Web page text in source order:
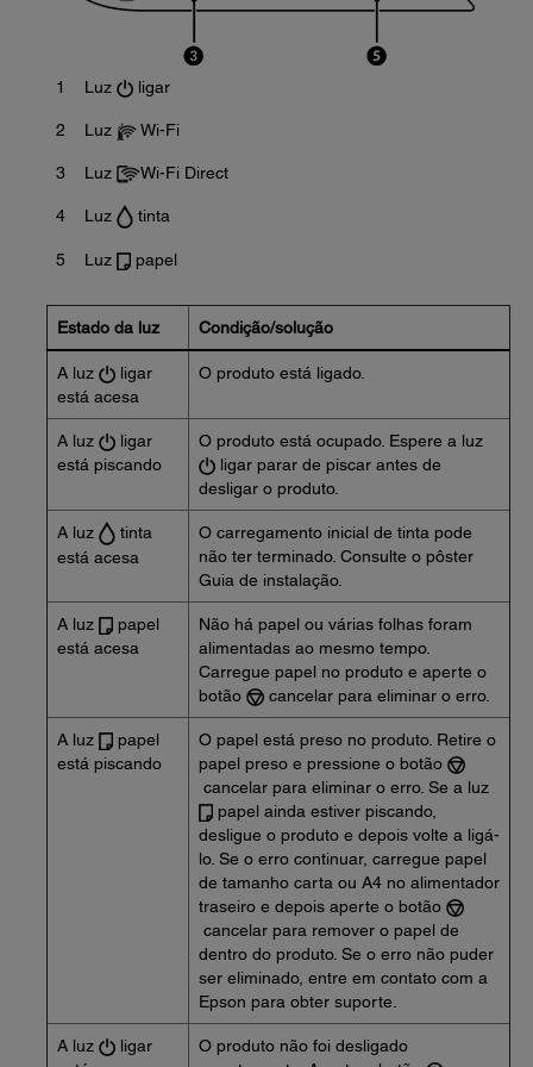
1 Luz ligar
2 Luz Wi-Fi
3 Luz Wi-Fi Direct
4 Luz tinta
5 Luz papel
Estado da luz Condição/solução
A luz
ligar
está acesa
O produto está ligado.
A luz
ligar
está piscando
O produto está ocupado. Espere a luz
ligar parar de piscar antes de
desligar o produto.
A luz
tinta
está acesa
O carregamento inicial de tinta pode
não ter terminado. Consulte o pôster
Guia de instalação.
A luz
papel
está acesa
Não há papel ou várias folhas foram
alimentadas ao mesmo tempo.
Carregue papel no produto e aperte o
botão
cancelar para eliminar o erro.
A luz
papel
está piscando
O papel está preso no produto. Retire o
papel preso e pressione o botão
cancelar para eliminar o erro. Se a luz
papel ainda estiver piscando,
desligue o produto e depois volte a ligá-
lo. Se o erro continuar, carregue papel
de tamanho carta ou A4 no alimentador
traseiro e depois aperte o botão
cancelar para remover o papel de
dentro do produto. Se o erro não puder
ser eliminado, entre em contato com a
Epson para obter suporte.
A luz
ligar
O produto não foi desligado